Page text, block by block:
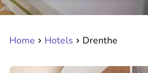
Home Hotels Drenthe